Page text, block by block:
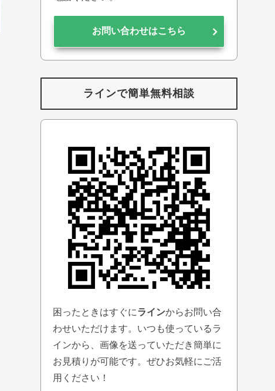
お問い合わせはこちら
ラインで簡単無料相談
困ったときはすぐにラインからお問い合
わせいただけます。いつも使っているラ
インから、画像を送っていただき簡単に
お見積りが可能です。ぜひお気軽にご活
用ください！